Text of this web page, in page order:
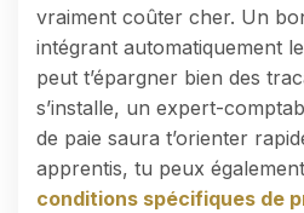
vraiment coûter cher. Un
intégrant automatiquement
peut t’épargner bien des
s’installe, un expert-
de paie saura t’orienter
apprentis, tu peux
conditions spécifiques de